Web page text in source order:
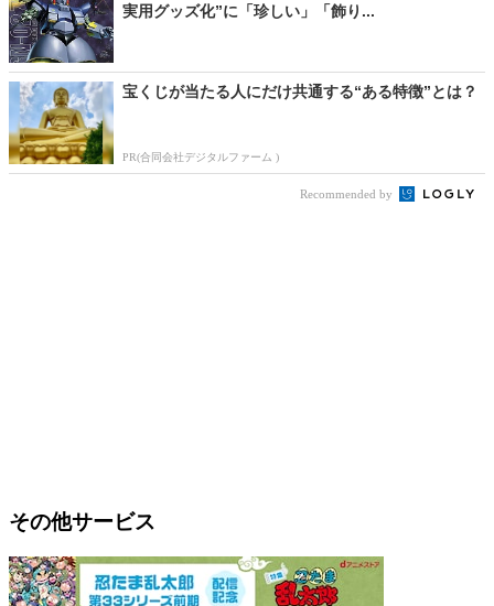
実用グッズ化”に「珍しい」「飾り...
宝くじが当たる人にだけ共通する“ある特徴”とは？
PR(合同会社デジタルファーム )
Recommended by
その他サービス